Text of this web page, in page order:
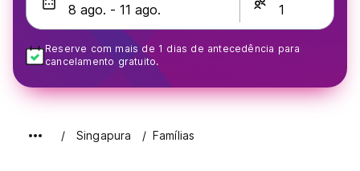
Reserve com mais de 1 dias de antecedência para
cancelamento gratuito.
Singapura Famílias